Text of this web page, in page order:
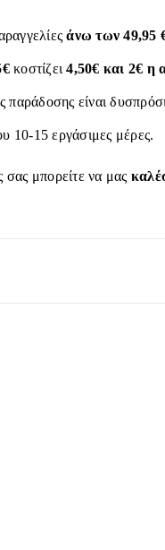
άνω των 49,95
κοστίζει4,50€ και 2€ η
είναι
10-15 εργάσιμες μέρες.
σας μπορείτε να μας